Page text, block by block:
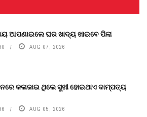
ଆପଣାଇଲେ ଘର ଖାଦ୍ୟ ଖାଇବେ ପିଲା
AUG 07, 2026
କଳାଜାଇ ଥିଲେ ସୁଖୀ ହୋଇଥାଏ ଦାମ୍ପତ୍ୟ
AUG 05, 2026